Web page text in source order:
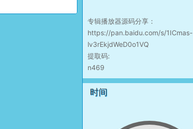
专辑播放器源码分享：
https://pan.baidu.com/s/1ICmas-
lv3rEkjdWeD0o1VQ
提取码:
n469
时间